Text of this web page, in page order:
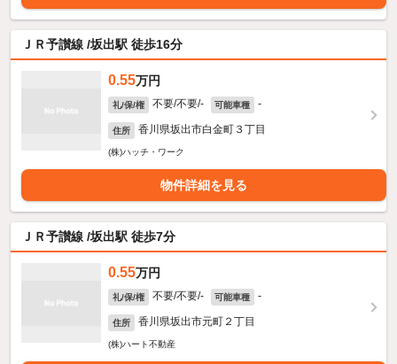
ＪＲ予讃線 /坂出駅 徒歩16分
0.55万円
礼/保/権 不要/不要/- 可能車種 -
住所 香川県坂出市白金町３丁目
(株)ハッチ・ワーク
物件詳細を見る
ＪＲ予讃線 /坂出駅 徒歩7分
0.55万円
礼/保/権 不要/不要/- 可能車種 -
住所 香川県坂出市元町２丁目
(株)ハート不動産